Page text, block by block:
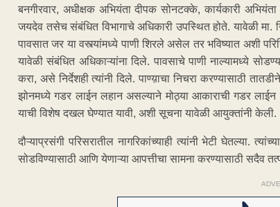
बनगीरवार, अधीक्षक अभियंता दीपक सोनटक्के, कार्यकारी
जयदेव तसेच संबंधित विभागाचे अधिकारी उपस्थित होते. यावेळी
पावसात जर या वस्त्यांमध्ये पाणी शिरले असेल तर भविष्यात अशी
यावेळी संबंधित अधिकाऱ्यांना दिले. पावसाचे पाणी नाल्यामध्ये
करा, असे निर्देशही त्यांनी दिले. पाण्य़ाचा निचरा करण्यासाठी
झोनमध्ये गडर लाईन लहान असल्याने मोठ्या आकाराची गडर लाईन
याची विशेष दखल घेण्यात यावी, अशी सूचना यावेळी आयुक्तांनी केली.
दौऱ्याप्रसंगी परिसरातील नागरिकांच्याही त्यांनी भेटी घेतल्या.
सोडविण्यासाठी आणि येणाऱ्या आपत्तीचा सामना करण्यासाठी